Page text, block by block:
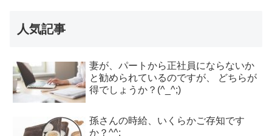
人気記事
妻が、パートから正社員にならないか
と勧められているのですが、 どちらが
得でしょうか？(^_^;)
孫さんの時給、いくらかご存知です
か？^^;